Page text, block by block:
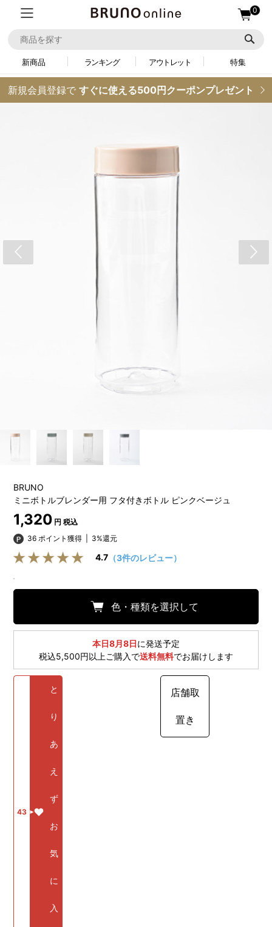
0
新商品 ランキング アウトレット 特集
新規会員登録で すぐに使える500円クーポンプレゼント
BRUNO
ミニボトルブレンダー用 フタ付きボトル ピンクベージュ
1,320 円 税込
36 ポイント獲得
3%還元
4.7 （3件のレビュー）
色・種類を選択して
本日8月8日に発送予定
税込5,500円以上ご購入で送料無料でお届けします
43
と
り
あ
え
ず
お
気
に
入
店舗取
置き